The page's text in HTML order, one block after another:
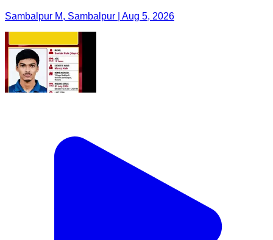
Sambalpur M, Sambalpur | Aug 5, 2026